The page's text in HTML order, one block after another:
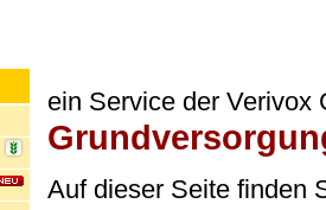
ein Service der Verivox
Auf dieser Seite finden